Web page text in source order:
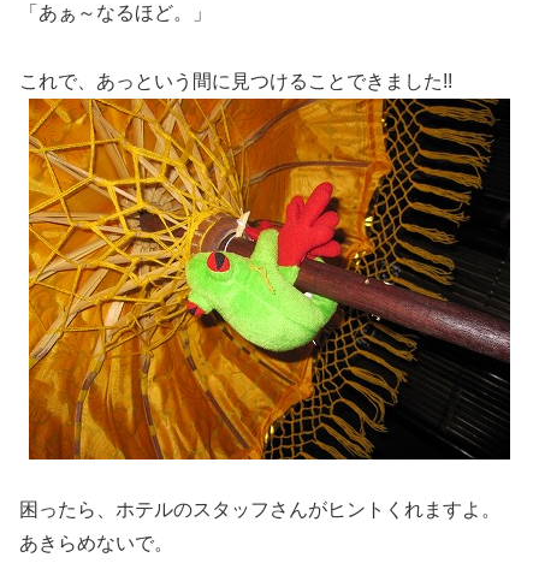
「あぁ～なるほど。」
これで、あっという間に見つけることできました!!
困ったら、ホテルのスタッフさんがヒントくれますよ。
あきらめないで。